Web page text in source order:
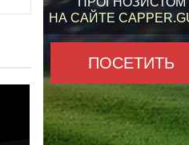
НА САЙТЕ
ПОСЕТИТЬ